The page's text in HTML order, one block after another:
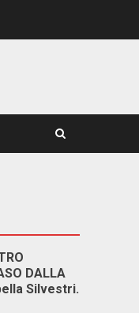
DALLA
Silvestri.